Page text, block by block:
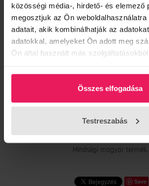
közösségi média-, hirdető- és elemező
megosztjuk az Ön weboldalhasználatra
adatait, akik kombinálhatják az
adatokkal, amelyeket Ön adott meg
Ön által használt más szolgáltatásokból
Összes elfogadása
Testreszabás
Ez a termék jelenleg nem
Termék leírás
Kék színű, laza szabásvonalú
82% viszkóz
A modell xs méretet visel.
Fedezd fel a legújabb Magenta
Minőségi magyar termék.
Save